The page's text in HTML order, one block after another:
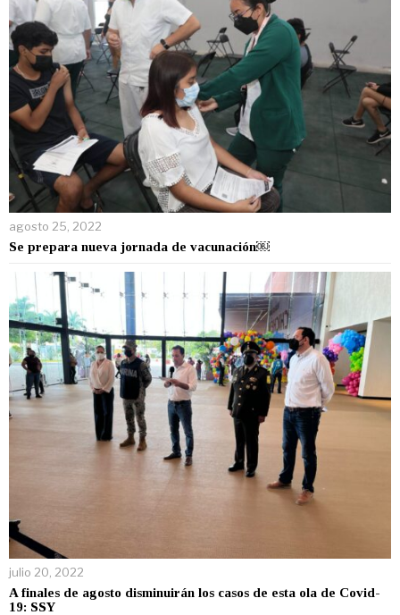
agosto 25, 2022
Se prepara nueva jornada de vacunación￼
julio 20, 2022
A finales de agosto disminuirán los casos de esta ola de Covid-
19: SSY